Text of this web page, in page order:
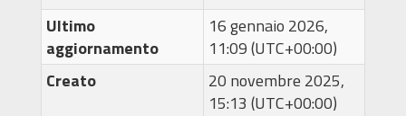
Ultimo
aggiornamento
16 gennaio 2026,
11:09 (UTC+00:00)
Creato
20 novembre 2025,
15:13 (UTC+00:00)